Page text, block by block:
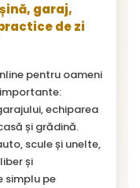
garaj,
de zi
pentru oameni
echiparea
și grădină.
scule și unelte,
și
simplu pe